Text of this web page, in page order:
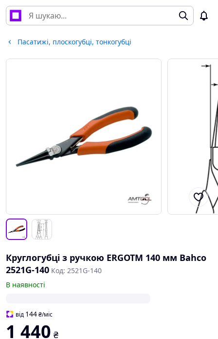
Пасатижі, плоскогубці, тонкогубці
Круглогубці з ручкою ERGOTM 140 мм Bahco
2521G-140 Код: 2521G-140
В наявності
від 144₴/міс
1 440 ₴